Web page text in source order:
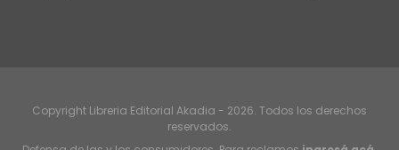
Copyright Libreria Editorial Akadia - 2026. Todos los derechos
reservados.